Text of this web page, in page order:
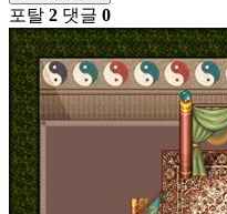
포탈 2 댓글 0